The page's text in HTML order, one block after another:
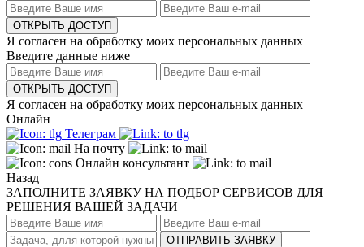
ОТКРЫТЬ ДОСТУП
Я согласен на обработку моих персональных данных
Введите данные ниже
ОТКРЫТЬ ДОСТУП
Я согласен на обработку моих персональных данных
Онлайн
Телеграм
На почту
Онлайн консультант
Назад
ЗАПОЛНИТЕ ЗАЯВКУ НА ПОДБОР СЕРВИСОВ ДЛЯ
РЕШЕНИЯ ВАШЕЙ ЗАДАЧИ
ОТПРАВИТЬ ЗАЯВКУ